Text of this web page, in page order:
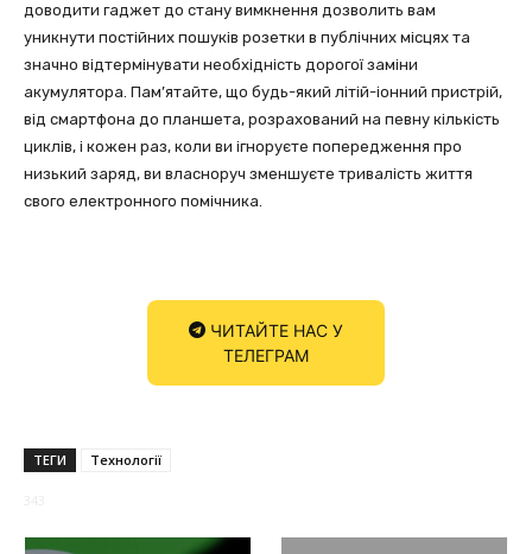
доводити гаджет до стану вимкнення дозволить вам
уникнути постійних пошуків розетки в публічних місцях та
значно відтермінувати необхідність дорогої заміни
акумулятора. Пам’ятайте, що будь-який літій-іонний пристрій,
від смартфона до планшета, розрахований на певну кількість
циклів, і кожен раз, коли ви ігноруєте попередження про
низький заряд, ви власноруч зменшуєте тривалість життя
свого електронного помічника.
ЧИТАЙТЕ НАС У
ТЕЛЕГРАМ
ТЕГИ Технології